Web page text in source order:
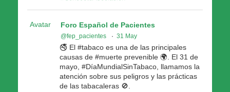
Avatar Foro Español de Pacientes
@fep_pacientes · 31 May
🚭 El #tabaco es una de las principales
causas de #muerte prevenible 🌍. El 31 de
mayo, #DíaMundialSinTabaco, llamamos la
atención sobre sus peligros y las prácticas
de las tabacaleras 🚫.